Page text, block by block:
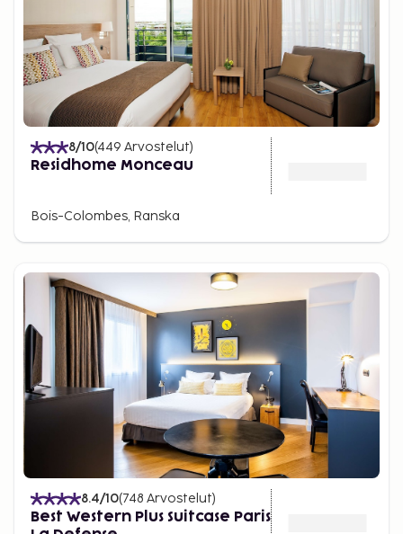
8/10(449 Arvostelut)
Residhome Monceau
Bois-Colombes, Ranska
8.4/10(748 Arvostelut)
Best Western Plus Suitcase Paris